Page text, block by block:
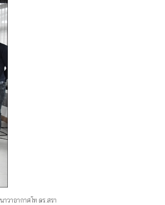
าอากาศโท ดร.สรา